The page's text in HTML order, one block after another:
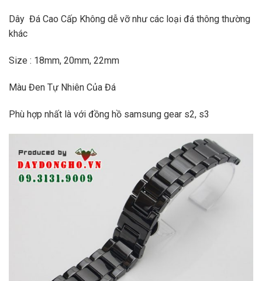
Dây Đá Cao Cấp Không dễ vỡ như các loại đá thông thường
khác
Size : 18mm, 20mm, 22mm
Màu Đen Tự Nhiên Của Đá
Phù hợp nhất là với đồng hồ samsung gear s2, s3